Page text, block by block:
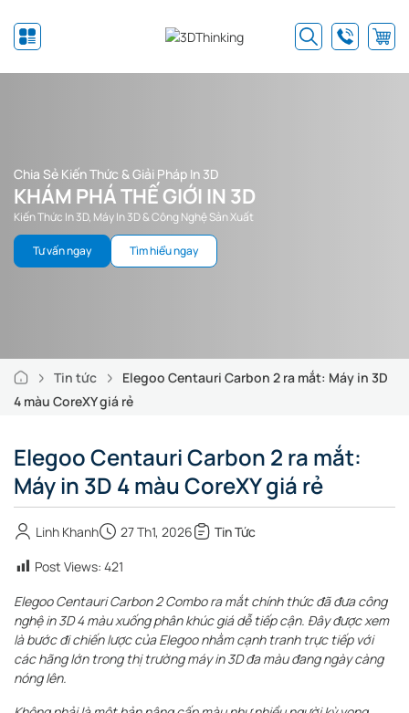
Chia Sẻ Kiến Thức & Giải Pháp In 3D
KHÁM PHÁ THẾ GIỚI IN 3D
Kiến Thức In 3D, Máy In 3D & Công Nghệ Sản Xuất
Tư vấn ngay Tìm hiểu ngay
Tin tức
Elegoo Centauri Carbon 2 ra mắt: Máy in 3D
4 màu CoreXY giá rẻ
Elegoo Centauri Carbon 2 ra mắt:
Máy in 3D 4 màu CoreXY giá rẻ
Linh Khanh 27 Th1, 2026 Tin Tức
Post Views: 421
Elegoo Centauri Carbon 2 Combo ra mắt chính thức đã đưa công
nghệ in 3D 4 màu xuống phân khúc giá dễ tiếp cận. Đây được xem
là bước đi chiến lược của Elegoo nhằm cạnh tranh trực tiếp với
các hãng lớn trong thị trường máy in 3D đa màu đang ngày càng
nóng lên.